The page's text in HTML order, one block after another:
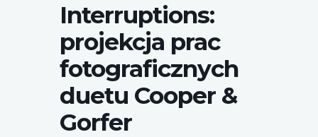
Interruptions:
projekcja prac
fotograficznych
duetu Cooper &
Gorfer